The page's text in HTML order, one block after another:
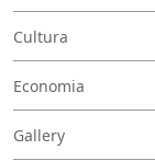
Cultura
Economia
Gallery